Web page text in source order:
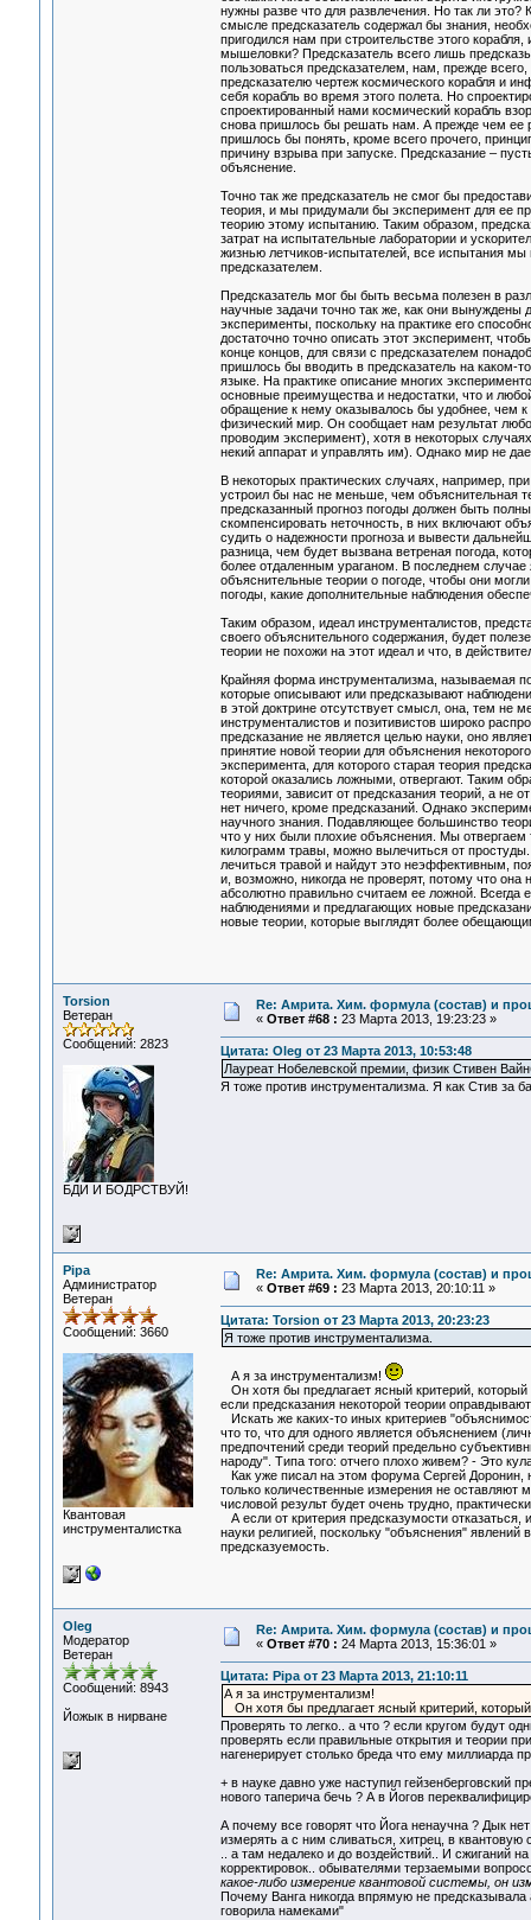
нужны разве что для развлечения. Но так ли
смысле предсказатель содержал бы знания,
пригодился нам при строительстве этого
мышеловки? Предсказатель всего лишь
пользоваться предсказателем, нам, прежде
предсказателю чертеж космического корабля и
себя корабль во время этого полета. Но
спроектированный нами космический корабль
снова пришлось бы решать нам. А прежде чем ее
пришлось бы понять, кроме всего прочего,
причину взрыва при запуске. Предсказание –
объяснение.
Точно так же предсказатель не смог бы
теория, и мы придумали бы эксперимент для ее
теорию этому испытанию. Таким образом,
затрат на испытательные лаборатории и
жизнью летчиков-испытателей, все испытания
предсказателем.
Предсказатель мог бы быть весьма полезен в
научные задачи точно так же, как они
эксперименты, поскольку на практике его
достаточно точно описать этот эксперимент,
конце концов, для связи с предсказателем
пришлось бы вводить в предсказатель на каком-
языке. На практике описание многих
основные преимущества и недостатки, что и
обращение к нему оказывалось бы удобнее, чем к
физический мир. Он сообщает нам результат
проводим эксперимент), хотя в некоторых
некий аппарат и управлять им). Однако мир не
В некоторых практических случаях, например,
устроил бы нас не меньше, чем объяснительная
предсказанный прогноз погоды должен быть
скомпенсировать неточность, в них включают
судить о надежности прогноза и вывести
разница, чем будет вызвана ветреная погода,
более отдаленным ураганом. В последнем
объяснительные теории о погоде, чтобы они
погоды, какие дополнительные наблюдения
Таким образом, идеал инструменталистов,
своего объяснительного содержания, будет
теории не похожи на этот идеал и что, в
Крайняя форма инструментализма, называемая
которые описывают или предсказывают
в этой доктрине отсутствует смысл, она, тем не
инструменталистов и позитивистов широко
предсказание не является целью науки, оно
принятие новой теории для объяснения
эксперимента, для которого старая теория
которой оказались ложными, отвергают. Таким
теориями, зависит от предсказания теорий, а не
нет ничего, кроме предсказаний. Однако
научного знания. Подавляющее большинство
что у них были плохие объяснения. Мы
килограмм травы, можно вылечиться от
лечиться травой и найдут это неэффективным,
и, возможно, никогда не проверят, потому что
абсолютно правильно считаем ее ложной.
наблюдениями и предлагающих новые
новые теории, которые выглядят более
Torsion
Ветеран
Сообщений: 2823
БДИ И БОДРСТВУЙ!
Re: Амрита. Хим. формула (состав) и
« Ответ #68 : 23 Марта 2013, 19:23:23 »
Цитата: Oleg от 23 Марта 2013, 10:53:48
Лауреат Нобелевской премии, физик Стивен
Я тоже против инструментализма. Я как Стив за
Pipa
Администратор
Ветеран
Сообщений: 3660
Квантовая
инструменталистка
Re: Амрита. Хим. формула (состав) и
« Ответ #69 : 23 Марта 2013, 20:10:11 »
Цитата: Torsion от 23 Марта 2013, 20:23:23
Я тоже против инструментализма.
А я за инструментализм!
Он хотя бы предлагает ясный критерий,
если предсказания некоторой теории
Искать же каких-то иных критериев
что то, что для одного является объяснением
предпочтений среди теорий предельно
народу". Типа того: отчего плохо живем? - Это
Как уже писал на этом форума Сергей Доронин,
только количественные измерения не оставляют
числовой результ будет очень трудно,
А если от критерия предсказумости отказаться,
науки религией, поскольку "объяснения"
предсказуемость.
Oleg
Модератор
Ветеран
Сообщений: 8943
Йожык в нирване
Re: Амрита. Хим. формула (состав) и
« Ответ #70 : 24 Марта 2013, 15:36:01 »
Цитата: Pipa от 23 Марта 2013, 21:10:11
А я за инструментализм!
Он хотя бы предлагает ясный критерий,
Проверять то легко.. а что ? если кругом будут
проверять если правильные открытия и теории
нагенерирует столько бреда что ему миллиарда
+ в науке давно уже наступил гейзенберговский
нового таперича бечь ? А в Йогов
А почему все говорят что Йога ненаучна ? Дык
измерять а с ним сливаться, хитрец, в
.. а там недалеко и до воздействий.. И сжиганий
корректировок.. обывателями терзаемыми
какое-либо измерение квантовой системы, он
Почему Ванга никогда впрямую не предсказывала
говорила намеками"